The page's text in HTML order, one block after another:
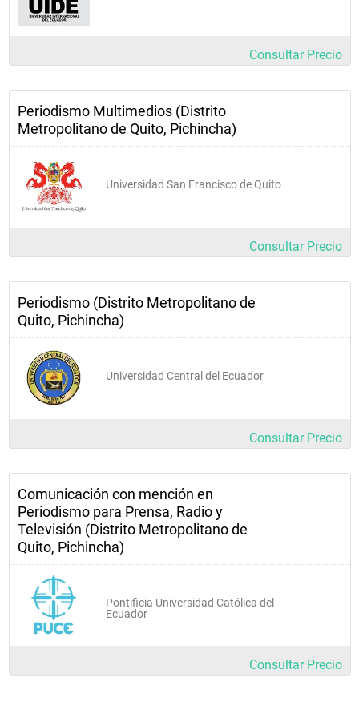
Consultar Precio
Periodismo Multimedios (Distrito
Metropolitano de Quito, Pichincha)
Universidad San Francisco de Quito
Consultar Precio
Periodismo (Distrito Metropolitano de
Quito, Pichincha)
Universidad Central del Ecuador
Consultar Precio
Comunicación con mención en
Periodismo para Prensa, Radio y
Televisión (Distrito Metropolitano de
Quito, Pichincha)
Pontificia Universidad Católica del
Ecuador
Consultar Precio